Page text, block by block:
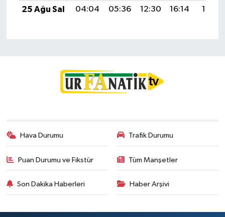
25 Ağu Sal
04:04 05:36 12:30 16:14 19:14
Hava Durumu Trafik Durumu
Puan Durumu ve Fikstür Tüm Manşetler
Son Dakika Haberleri Haber Arşivi